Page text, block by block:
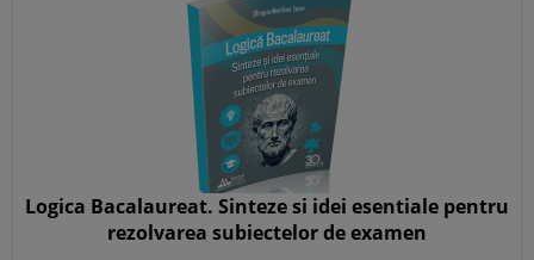
Logica Bacalaureat. Sinteze si idei esentiale pentru
rezolvarea subiectelor de examen